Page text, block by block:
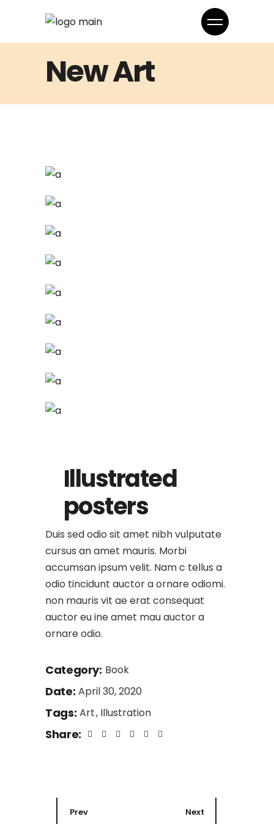
New Art
Illustrated
posters
Duis sed odio sit amet nibh vulputate
cursus an amet mauris. Morbi
accumsan ipsum velit. Nam c tellus a
odio tincidunt auctor a ornare odiomi.
non mauris vit ae erat consequat
auctor eu ine amet mau auctor a
ornare odio.
Category: Book
Date: April 30, 2020
Tags: Art Illustration
Share:
Prev Next